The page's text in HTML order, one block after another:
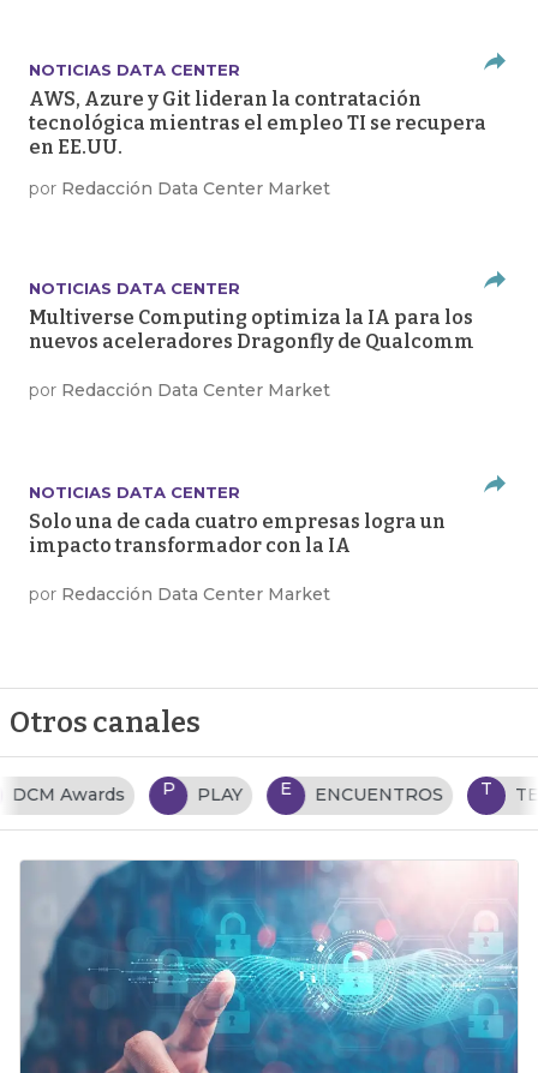
NOTICIAS DATA CENTER
AWS, Azure y Git lideran la contratación
tecnológica mientras el empleo TI se recupera
en EE.UU.
por Redacción Data Center Market
NOTICIAS DATA CENTER
Multiverse Computing optimiza la IA para los
nuevos aceleradores Dragonfly de Qualcomm
por Redacción Data Center Market
NOTICIAS DATA CENTER
Solo una de cada cuatro empresas logra un
impacto transformador con la IA
por Redacción Data Center Market
Otros canales
P PLAY E ENCUENTROS T TENDENCIAS TI